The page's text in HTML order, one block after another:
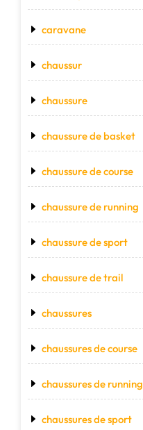
caravane
chaussur
chaussure
chaussure de basket
chaussure de course
chaussure de running
chaussure de sport
chaussure de trail
chaussures
chaussures de course
chaussures de running
chaussures de sport